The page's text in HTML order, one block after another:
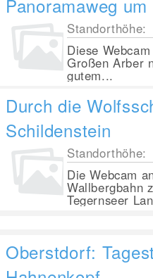
Panoramaweg
Standorthöhe:
Diese
Großen Arber
gutem...
Durch die
Schildenstein
Standorthöhe:
Die Webcam
Wallbergbahn
Tegernseer
Oberstdorf: